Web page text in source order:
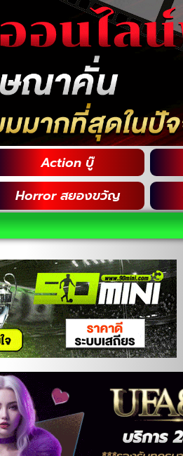
Action บู๊
Horror สยองขวัญ